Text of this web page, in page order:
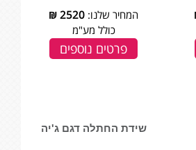
המחיר שלנו: 2520
₪
כולל מע"מ
פרטים נוספים
שידת החתלה דגם ג'יה